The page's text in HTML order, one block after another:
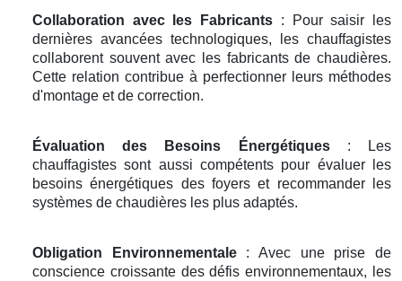
Collaboration avec les Fabricants : Pour saisir les
dernières avancées technologiques, les chauffagistes
collaborent souvent avec les fabricants de chaudières.
Cette relation contribue à perfectionner leurs méthodes
d'montage et de correction.
Évaluation des Besoins Énergétiques: Les
chauffagistes sont aussi compétents pour évaluer les
besoins énergétiques des foyers et recommander les
systèmes de chaudières les plus adaptés.
Obligation Environnementale: Avec une prise de
conscience croissante des défis environnementaux, les